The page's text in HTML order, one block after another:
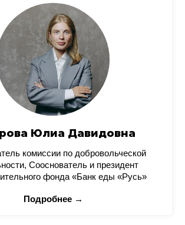
Юлиа Давидовна
комиссии по добровольческой
Сооснователь и президент
фонда «Банк еды «Русь»
Подробнее →